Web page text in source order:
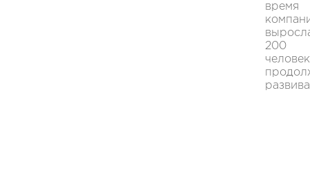
время
200